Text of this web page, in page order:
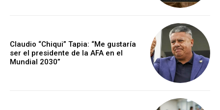
Claudio “Chiqui” Tapia: “Me gustaría
ser el presidente de la AFA en el
Mundial 2030”